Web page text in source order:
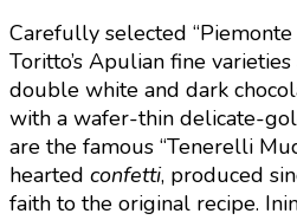
Carefully selected “Piemonte
Toritto’s Apulian fine
double white and dark
with a wafer-thin delicate-
are the famous “Tenerelli
hearted confetti, produced
faith to the original recipe.